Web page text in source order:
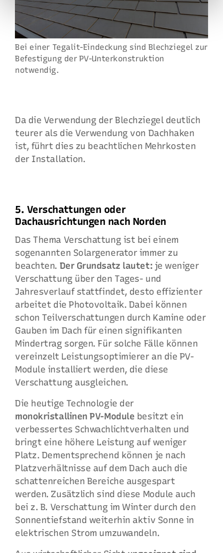
Bei einer Tegalit-Eindeckung sind Blechziegel zur
Befestigung der PV-Unterkonstruktion
notwendig.
Da die Verwendung der Blechziegel deutlich
teurer als die Verwendung von Dachhaken
ist, führt dies zu beachtlichen Mehrkosten
der Installation.
5. Verschattungen oder
Dachausrichtungen nach Norden
Das Thema Verschattung ist bei einem
sogenannten Solargenerator immer zu
beachten. Der Grundsatz lautet: je weniger
Verschattung über den Tages- und
Jahresverlauf stattfindet, desto effizienter
arbeitet die Photovoltaik. Dabei können
schon Teilverschattungen durch Kamine oder
Gauben im Dach für einen signifikanten
Mindertrag sorgen. Für solche Fälle können
vereinzelt Leistungsoptimierer an die PV-
Module installiert werden, die diese
Verschattung ausgleichen.
Die heutige Technologie der
monokristallinen PV-Module besitzt ein
verbessertes Schwachlichtverhalten und
bringt eine höhere Leistung auf weniger
Platz. Dementsprechend können je nach
Platzverhältnisse auf dem Dach auch die
schattenreichen Bereiche ausgespart
werden. Zusätzlich sind diese Module auch
bei z. B. Verschattung im Winter durch den
Sonnentiefstand weiterhin aktiv Sonne in
elektrischen Strom umzuwandeln.